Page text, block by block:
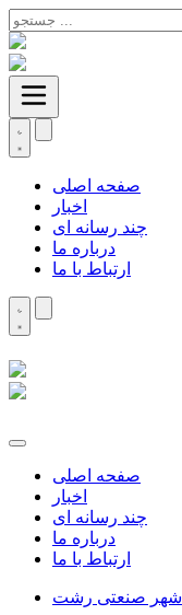
صفحه اصلی
اخبار
چند رسانه ای
درباره ما
ارتباط با ما
صفحه اصلی
اخبار
چند رسانه ای
درباره ما
ارتباط با ما
شهر صنعتی رشت